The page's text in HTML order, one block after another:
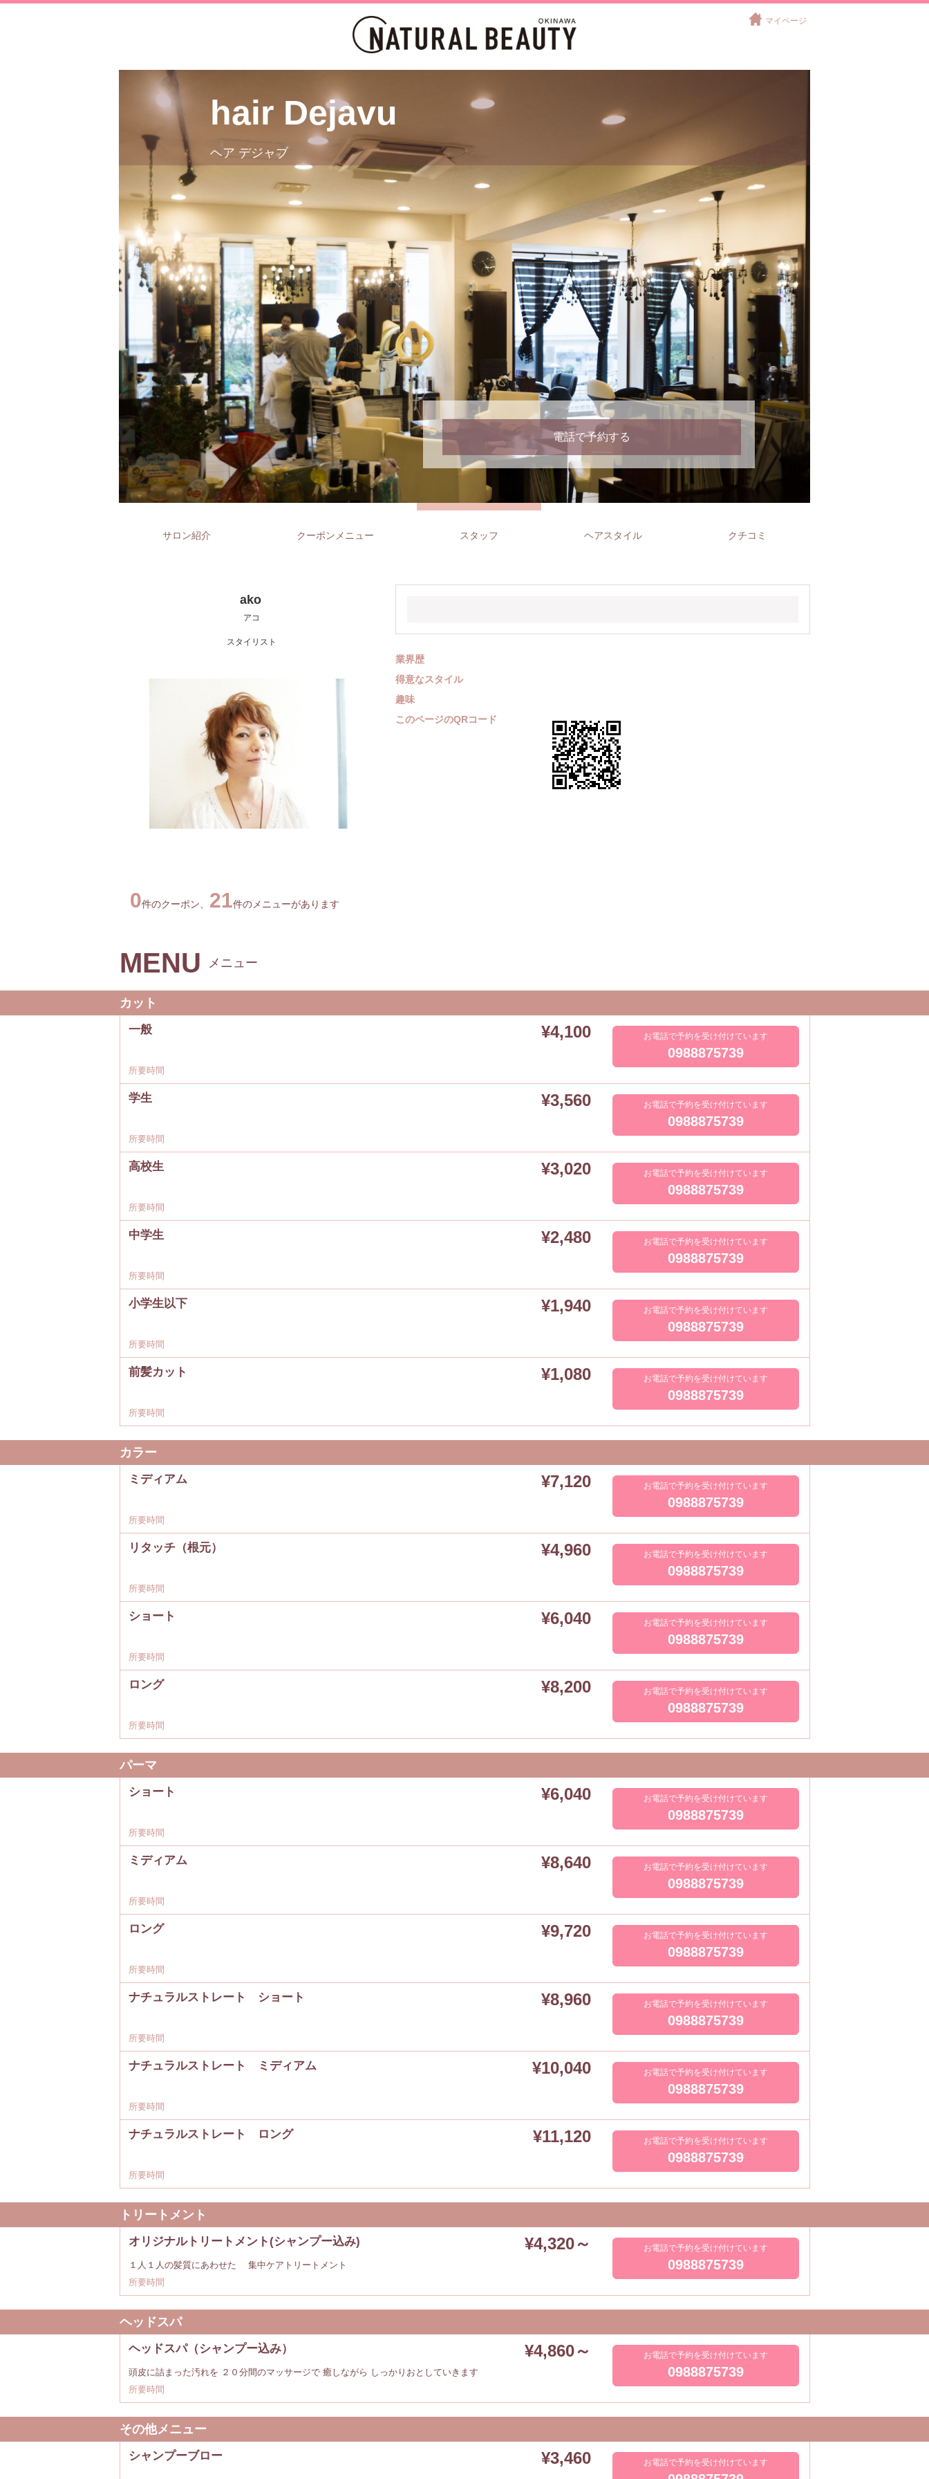
マイページ
hair Dejavu
ヘア デジャブ
電話で予約する
サロン紹介 クーポンメニュー スタッフ ヘアスタイル クチコミ
ako
アコ
スタイリスト
業界歴
得意なスタイル
趣味
このページのQRコード
0件のクーポン、 21件のメニューがあります
MENU メニュー
カット
一般 ¥4,100
所要時間
お電話で予約を受け付けています
0988875739
学生 ¥3,560
所要時間
お電話で予約を受け付けています
0988875739
高校生 ¥3,020
所要時間
お電話で予約を受け付けています
0988875739
中学生 ¥2,480
所要時間
お電話で予約を受け付けています
0988875739
小学生以下 ¥1,940
所要時間
お電話で予約を受け付けています
0988875739
前髪カット ¥1,080
所要時間
お電話で予約を受け付けています
0988875739
カラー
ミディアム ¥7,120
所要時間
お電話で予約を受け付けています
0988875739
リタッチ（根元） ¥4,960
所要時間
お電話で予約を受け付けています
0988875739
ショート ¥6,040
所要時間
お電話で予約を受け付けています
0988875739
ロング ¥8,200
所要時間
お電話で予約を受け付けています
0988875739
パーマ
ショート ¥6,040
所要時間
お電話で予約を受け付けています
0988875739
ミディアム ¥8,640
所要時間
お電話で予約を受け付けています
0988875739
ロング ¥9,720
所要時間
お電話で予約を受け付けています
0988875739
ナチュラルストレート ショート ¥8,960
所要時間
お電話で予約を受け付けています
0988875739
ナチュラルストレート ミディアム ¥10,040
所要時間
お電話で予約を受け付けています
0988875739
ナチュラルストレート ロング ¥11,120
所要時間
お電話で予約を受け付けています
0988875739
トリートメント
オリジナルトリートメント(シャンプー込み) ¥4,320～
１人１人の髪質にあわせた 集中ケアトリートメント
所要時間
お電話で予約を受け付けています
0988875739
ヘッドスパ
ヘッドスパ（シャンプー込み） ¥4,860～
頭皮に詰まった汚れを ２０分間のマッサージで 癒しながら しっかりおとしていきます
所要時間
お電話で予約を受け付けています
0988875739
その他メニュー
シャンプーブロー ¥3,460 お電話で予約を受け付けています